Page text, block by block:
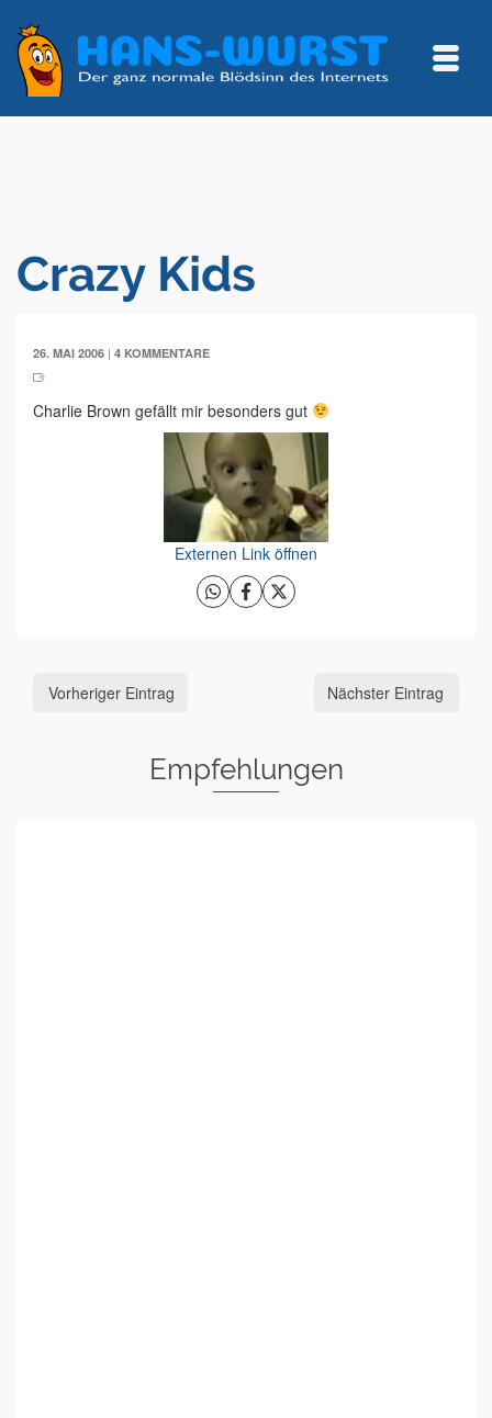
Crazy Kids
26. MAI 2006 | 4 KOMMENTARE
Charlie Brown gefällt mir besonders gut
Externen Link öffnen
Vorheriger Eintrag Nächster Eintrag
Empfehlungen